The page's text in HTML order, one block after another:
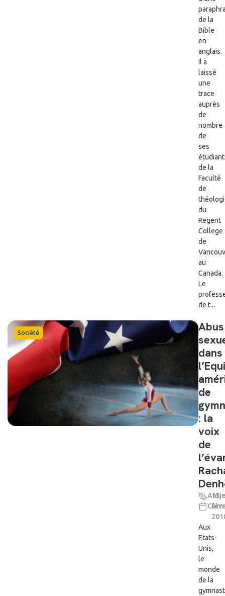
de la
Bible
en
anglais.
Il a
laissé
une
trace
auprès
de
nombre
de
ses
de la
Faculté
de
du
Regent
College
de
au
Canada.
Le
de t...
Société
Abus
dans
de
: la
voix
de
Antje
15
Aux
Etats-
Unis,
le
monde
de la